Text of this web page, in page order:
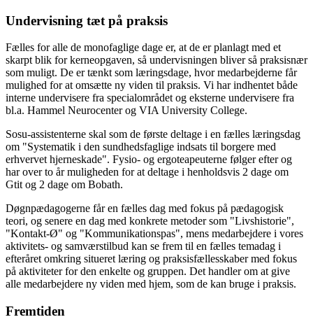
Undervisning tæt på praksis
Fælles for alle de monofaglige dage er, at de er planlagt med et
skarpt blik for kerneopgaven, så undervisningen bliver så praksisnær
som muligt. De er tænkt som læringsdage, hvor medarbejderne får
mulighed for at omsætte ny viden til praksis. Vi har indhentet både
interne undervisere fra specialområdet og eksterne undervisere fra
bl.a. Hammel Neurocenter og VIA University College.
Sosu-assistenterne skal som de første deltage i en fælles læringsdag
om "Systematik i den sundhedsfaglige indsats til borgere med
erhvervet hjerneskade". Fysio- og ergoteapeuterne følger efter og
har over to år muligheden for at deltage i henholdsvis 2 dage om
Gtit og 2 dage om Bobath.
Døgnpædagogerne får en fælles dag med fokus på pædagogisk
teori, og senere en dag med konkrete metoder som "Livshistorie",
"Kontakt-Ø" og "Kommunikationspas", mens medarbejdere i vores
aktivitets- og samværstilbud kan se frem til en fælles temadag i
efteråret omkring situeret læring og praksisfællesskaber med fokus
på aktiviteter for den enkelte og gruppen. Det handler om at give
alle medarbejdere ny viden med hjem, som de kan bruge i praksis.
Fremtiden